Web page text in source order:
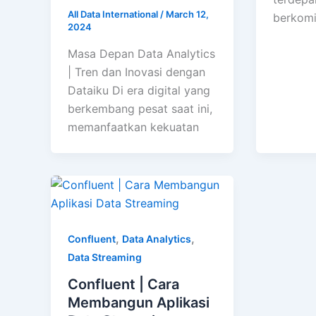
All Data International/ March 12,
2024
Masa Depan Data Analytics
| Tren dan Inovasi dengan
Dataiku Di era digital yang
berkembang pesat saat ini,
memanfaatkan kekuatan
Confluent, Data Analytics,
Data Streaming
Confluent | Cara
Membangun Aplikasi